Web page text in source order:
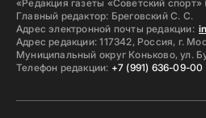
«Редакция газеты «Советский
Главный редактор: Бреговский С. С.
Адрес электронной почты редакции:
Адрес редакции: 117342, Россия, г.
Муниципальный округ Коньково, ул.
Телефон редакции: +7 (991) 636-09-00